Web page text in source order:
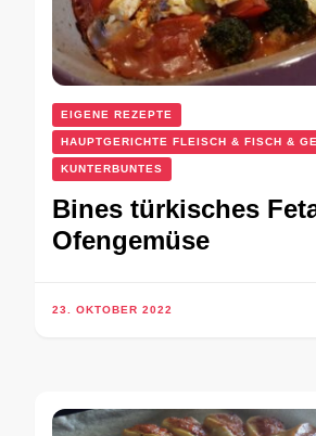
EIGENE REZEPTE
HAUPTGERICHTE FLEISCH & FISCH &
KUNTERBUNTES
Bines türkisches
Ofengemüse
23. OKTOBER 2022